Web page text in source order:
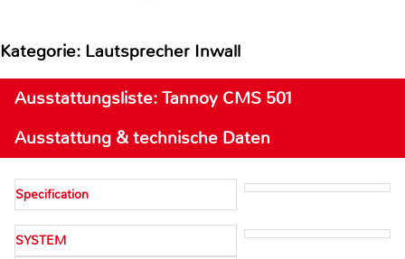
Kategorie: Lautsprecher Inwall
Ausstattungsliste: Tannoy CMS 501
Ausstattung & technische Daten
Specification
SYSTEM